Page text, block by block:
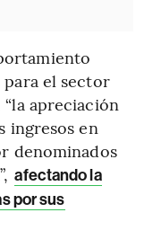
el sector
apreciación
ingresos en
denominados
afectando la
por sus